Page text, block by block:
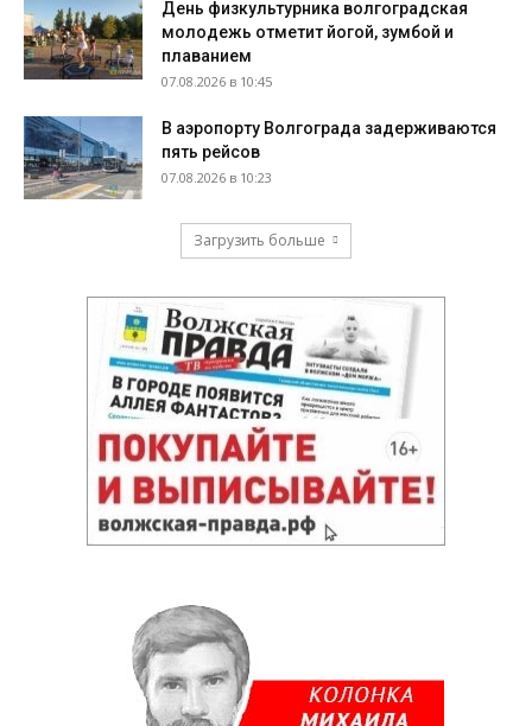
День физкультурника волгоградская
молодежь отметит йогой, зумбой и
плаванием
07.08.2026 в 10:45
В аэропорту Волгограда задерживаются
пять рейсов
07.08.2026 в 10:23
Загрузить больше